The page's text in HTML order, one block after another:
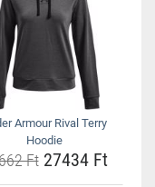
Armour Rival Terry
Hoodie
Ft27434 Ft